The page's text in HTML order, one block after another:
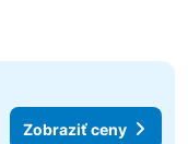
Zobraziť ceny